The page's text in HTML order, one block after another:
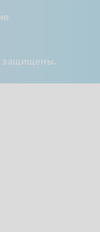
защищены.